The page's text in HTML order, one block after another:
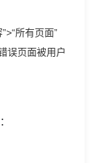
所有页面”
误页面被用户